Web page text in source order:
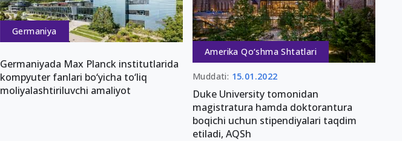
Germaniya
Germaniyada Max Planck institutlarida
kompyuter fanlari bo‘yicha to‘liq
moliyalashtiriluvchi amaliyot
Amerika Qo‘shma Shtatlari
Muddati: 15.01.2022
Duke University tomonidan
magistratura hamda doktorantura
boqichi uchun stipendiyalari taqdim
etiladi, AQSh